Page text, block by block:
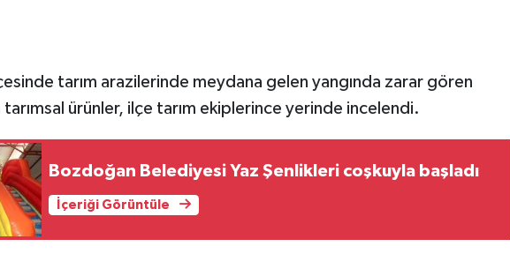
tarım arazilerinde meydana gelen yangında zarar gören
tarımsal ürünler, ilçe tarım ekiplerince yerinde incelendi.
Bozdoğan Belediyesi Yaz Şenlikleri coşkuyla başladı
İçeriği Görüntüle